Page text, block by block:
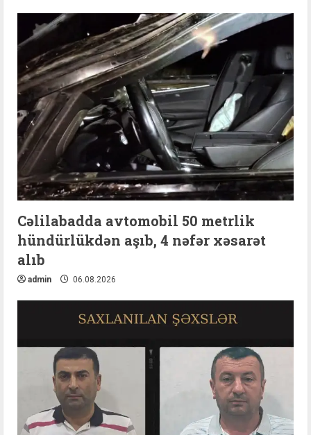
Cəlilabadda avtomobil 50 metrlik
hündürlükdən aşıb, 4 nəfər xəsarət
alıb
admin 06.08.2026